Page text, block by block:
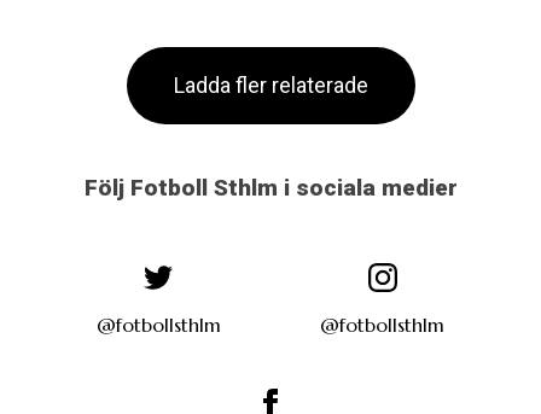
Ladda fler relaterade
Följ Fotboll Sthlm i sociala medier
@fotbollsthlm @fotbollsthlm